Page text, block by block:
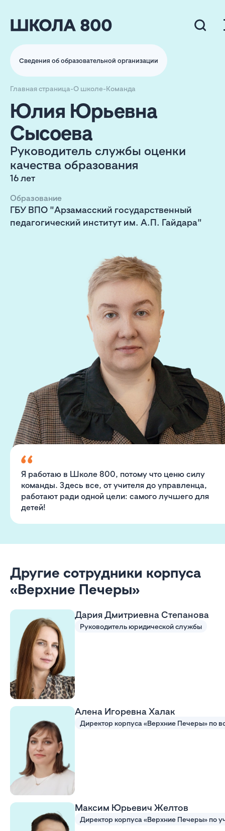
Сведения об образовательной организации
Главная страница-О школе-Команда
Юлия Юрьевна
Сысоева
Руководитель службы оценки
качества образования
16 лет
Образование
ГБУ ВПО "Арзамасский государственный
педагогический институт им. А.П. Гайдара"
Я работаю в Школе 800, потому что ценю силу
команды. Здесь все, от учителя до управленца,
работают ради одной цели: самого лучшего для
детей!
Другие сотрудники корпуса
«Верхние Печеры»
Дария Дмитриевна Степанова
Руководитель юридической службы
Алена Игоревна Халак
Максим Юрьевич Желтов